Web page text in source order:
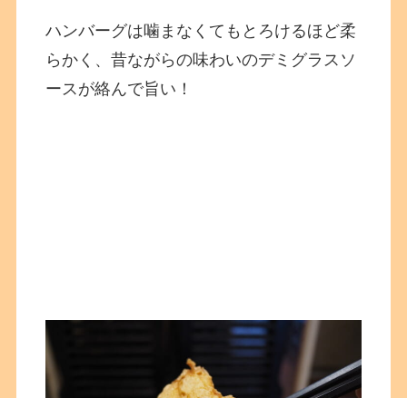
ハンバーグは噛まなくてもとろけるほど柔
らかく、昔ながらの味わいのデミグラスソ
ースが絡んで旨い！